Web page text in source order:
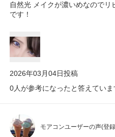
自然光 メイクが濃いめなので
です！
2026年03月04日投稿
0人が参考になったと答えていま
モアコンユーザーの声(登